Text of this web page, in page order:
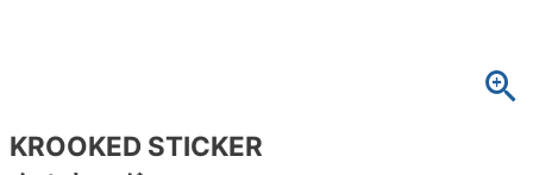
KROOKED STICKER
8.4inch
8.5inch
64mmスケートケース・バッグ
27.5cmソックス